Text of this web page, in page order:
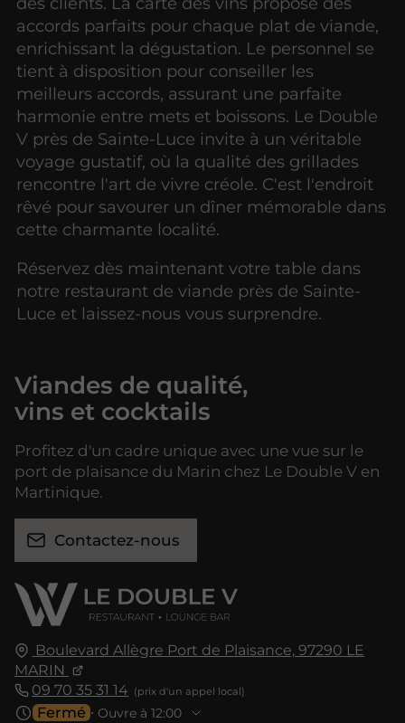
accords parfaits pour chaque plat de viande,
enrichissant la dégustation. Le personnel se
tient à disposition pour conseiller les
meilleurs accords, assurant une parfaite
harmonie entre mets et boissons. Le Double
V près de Sainte-Luce invite à un véritable
voyage gustatif, où la qualité des grillades
rencontre l'art de vivre créole. C'est l'endroit
rêvé pour savourer un dîner mémorable dans
cette charmante localité.
Réservez dès maintenant votre table dans
notre restaurant de viande près de Sainte-
Luce et laissez-nous vous surprendre.
Boulevard Allègre Port de Plaisance, 97290 LE
MARIN
09 70 35 31 14
Fermé ⋅ Ouvre à 12:00
Viandes de qualité,
vins et cocktails
Profitez d'un cadre unique avec une vue sur le
port de plaisance du Marin chez Le Double V en
Martinique.
Contactez-nous